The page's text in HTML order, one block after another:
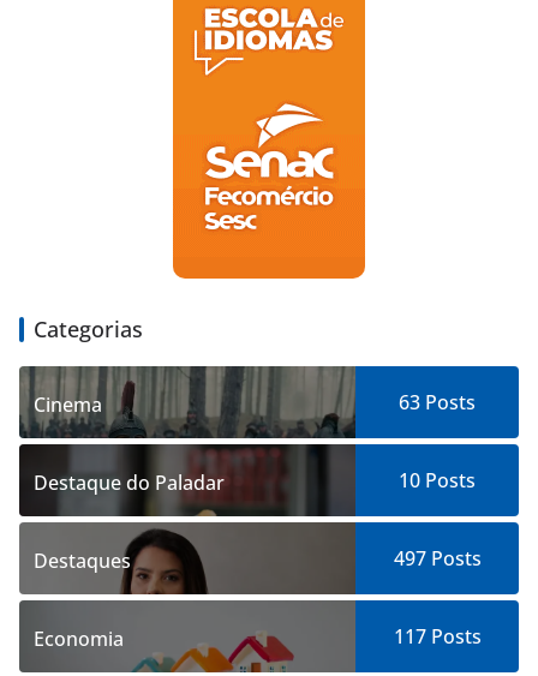
Categorias
Cinema 63 Posts
Destaque do Paladar 10 Posts
Destaques 497Posts
Economia 117Posts